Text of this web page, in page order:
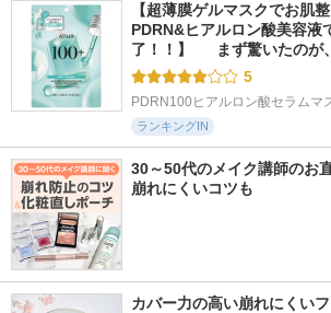
【超薄膜ゲルマスクでお肌
PDRN&ヒアルロン酸美容液
了！！】  　まず驚いたの
5
PDRN100ヒアルロン酸セラムマ
ランキングIN
30～50代のメイク講師のお
崩れにくいコツも
カバー力の高い崩れにくい